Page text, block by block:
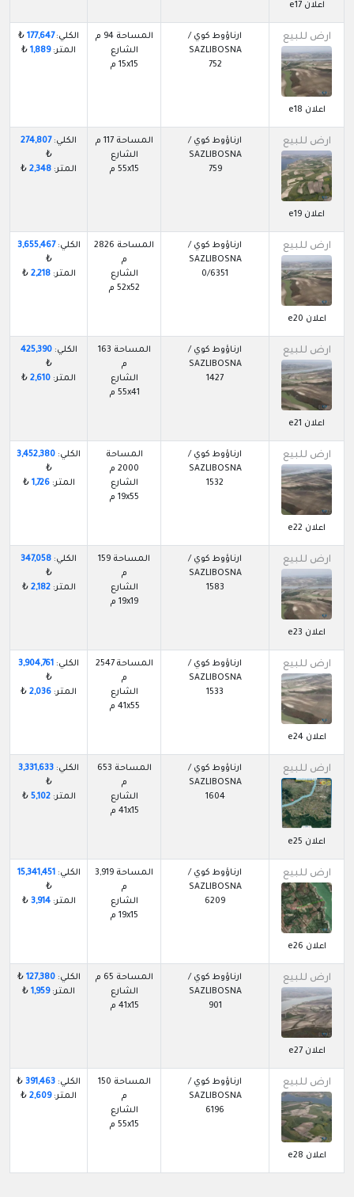
اعلان e17
ارض للبيع
اعلان e18
ارناؤوط كوي /
SAZLIBOSNA
752
المساحة 94 م
الشارع
15x15 م
الكلي:177,647
₺
المتر:1,889
₺
ارض للبيع
اعلان e19
ارناؤوط كوي /
SAZLIBOSNA
759
المساحة 117 م
الشارع
55x15 م
الكلي: 274,807
₺
المتر: 2,348
₺
ارض للبيع
اعلان e20
ارناؤوط كوي /
SAZLIBOSNA
0/6351
المساحة 2826
م
الشارع
52x52 م
الكلي:3,655,467
₺
المتر:2,218
₺
ارض للبيع
اعلان e21
ارناؤوط كوي /
SAZLIBOSNA
1427
المساحة 163
م
الشارع
55x41 م
الكلي:425,390
₺
المتر: 2,610
₺
ارض للبيع
اعلان e22
ارناؤوط كوي /
SAZLIBOSNA
1532
المساحة
2000 م
الشارع
19x55 م
الكلي: 3,452,380
₺
المتر:1,726
₺
ارض للبيع
اعلان e23
ارناؤوط كوي /
SAZLIBOSNA
1583
المساحة 159
م
الشارع
19x19 م
الكلي: 347,058
₺
المتر:2,182
₺
ارض للبيع
اعلان e24
ارناؤوط كوي /
SAZLIBOSNA
1533
المساحة 2547
م
الشارع
41x55 م
الكلي: 3,904,761
₺
المتر: 2,036
₺
ارض للبيع
اعلان e25
ارناؤوط كوي /
SAZLIBOSNA
1604
المساحة 653
م
الشارع
41x15 م
الكلي: 3,331,633
₺
المتر:5,102
₺
ارض للبيع
اعلان e26
ارناؤوط كوي /
SAZLIBOSNA
6209
المساحة 3,919
م
الشارع
19x15 م
الكلي:15,341,451
₺
المتر:3,914
₺
ارض للبيع
اعلان e27
ارناؤوط كوي /
SAZLIBOSNA
901
المساحة 65 م
الشارع
41x15 م
الكلي:127,380
₺
المتر:1,959
₺
ارض للبيع
اعلان e28
ارناؤوط كوي /
SAZLIBOSNA
6196
المساحة 150
م
الشارع
55x15 م
الكلي: 391,463
₺
المتر:2,609
₺